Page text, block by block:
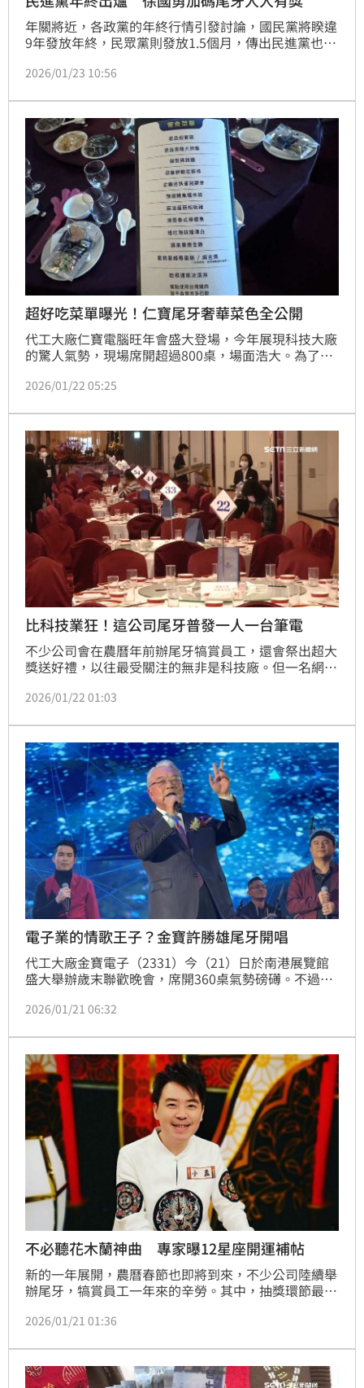
年關將近，各政黨的年終行情引發討論，國民黨將睽違
9年發放年終，民眾黨則發放1.5個月，傳出民進黨也將
（23）日受訪表示，民進黨會維持原來的，只是他還沒
益，尾牙也會想辦法讓大家有好的抽獎紅包，「應該是
相當滿意的一個紅包，每個人都有，全部都有。」
2026/01/23 10:56
超好吃菜單曝光！仁寶尾牙奢華菜色全公開
代工大廠仁寶電腦旺年會盛大登場，今年展現科技大廠
的驚人氣勢，現場席開超過800桌，場面浩大。為了犒
總獎金超過2500萬元，更端出由君品酒店操刀的五星
金馬年。
2026/01/22 05:25
比科技業狂！這公司尾牙普發一人一台筆電
不少公司會在農曆年前辦尾牙犒賞員工，還會祭出超大
獎送好禮，以往最受關注的無非是科技廠。但一名網友
人，竟然普發一人一台筆電，讓所有員工都嗨翻了。文
失望。」
2026/01/22 01:03
電子業的情歌王子？金寶許勝雄尾牙開唱
代工大廠金寶電子（2331）今（21）日於南港展覽館
盛大舉辦歲末聯歡晚會，席開360桌氣勢磅礡。不過今
許勝雄罕見展現的「鐵漢柔情」！許勝雄親自登台獻唱
場上運籌帷幄的霸氣形成強烈反差，瞬間融化全場同仁
的心。一曲唱畢，台下員工意猶未盡，全場更有節奏地
狂喊「安可、安可」，瘋狂慫恿老闆再來一首。
2026/01/21 06:32
不必聽花木蘭神曲 專家曝12星座開運補帖
新的一年展開，農曆春節也即將到來，不少公司陸續舉
辦尾牙，犒賞員工一年來的辛勞。其中，抽獎環節最讓
一定會站在自己身旁。對此，星座塔羅專家小孟老師
教大家如何在尾牙抽獎中提升好運，為每位上班族帶來
好兆頭，迎接嶄新的一年。
2026/01/21 01:36